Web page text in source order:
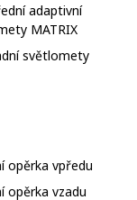
adaptivní
MATRIX
světlomety
opěrka vpředu
opěrka vzadu